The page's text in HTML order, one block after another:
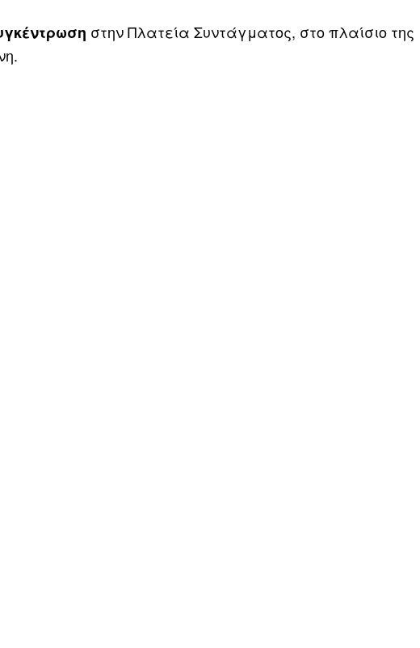
στην Πλατεία Συντάγματος, στο πλαίσιο της